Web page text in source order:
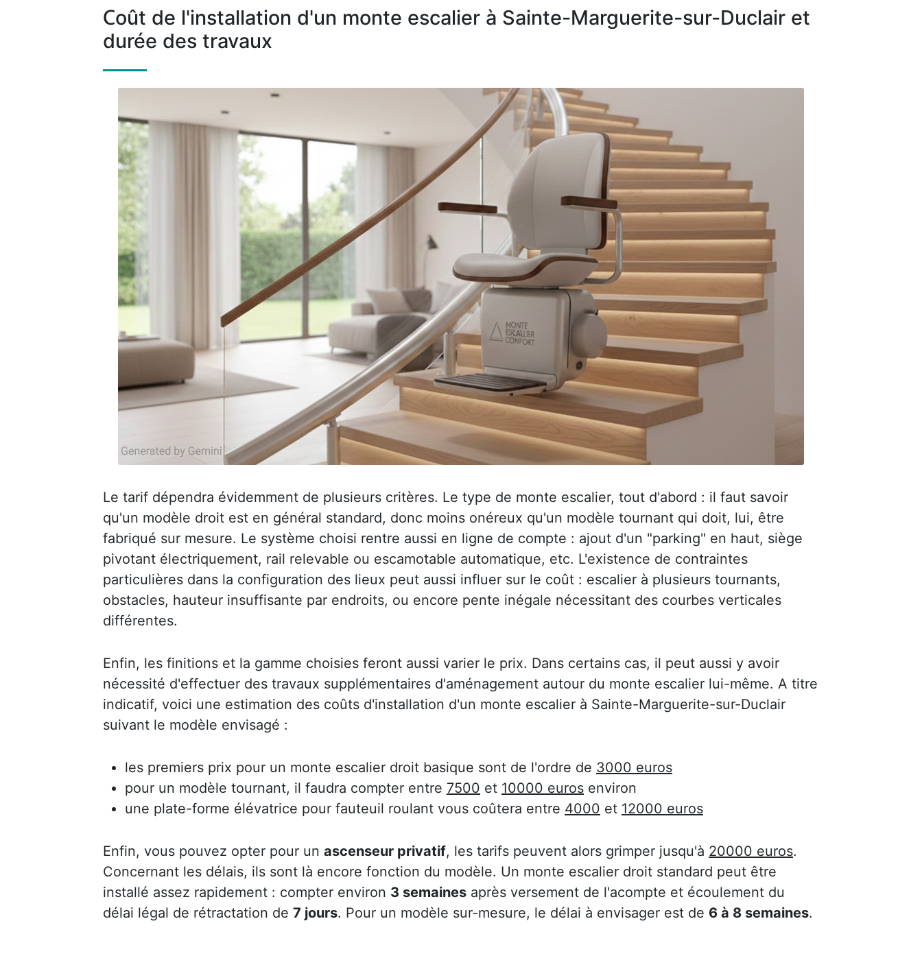
Coût de l'installation d'un monte escalier à Sainte-Marguerite-sur-Duclair et
durée des travaux
Le tarif dépendra évidemment de plusieurs critères. Le type de monte escalier, tout d'abord : il faut savoir
qu'un modèle droit est en général standard, donc moins onéreux qu'un modèle tournant qui doit, lui, être
fabriqué sur mesure. Le système choisi rentre aussi en ligne de compte : ajout d'un "parking" en haut, siège
pivotant électriquement, rail relevable ou escamotable automatique, etc. L'existence de contraintes
particulières dans la configuration des lieux peut aussi influer sur le coût : escalier à plusieurs tournants,
obstacles, hauteur insuffisante par endroits, ou encore pente inégale nécessitant des courbes verticales
différentes.
Enfin, les finitions et la gamme choisies feront aussi varier le prix. Dans certains cas, il peut aussi y avoir
nécessité d'effectuer des travaux supplémentaires d'aménagement autour du monte escalier lui-même. A titre
indicatif, voici une estimation des coûts d'installation d'un monte escalier à Sainte-Marguerite-sur-Duclair
suivant le modèle envisagé :
les premiers prix pour un monte escalier droit basique sont de l'ordre de 3000 euros
pour un modèle tournant, il faudra compter entre 7500 et 10000 euros environ
une plate-forme élévatrice pour fauteuil roulant vous coûtera entre 4000 et 12000 euros
Enfin, vous pouvez opter pour un ascenseur privatif, les tarifs peuvent alors grimper jusqu'à 20000 euros.
Concernant les délais, ils sont là encore fonction du modèle. Un monte escalier droit standard peut être
installé assez rapidement : compter environ 3 semaines après versement de l'acompte et écoulement du
délai légal de rétractation de 7 jours. Pour un modèle sur-mesure, le délai à envisager est de 6 à 8 semaines.